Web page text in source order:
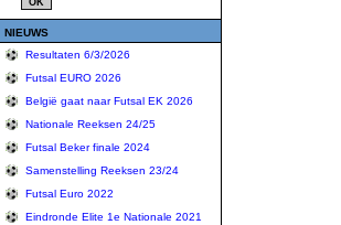
NIEUWS
Resultaten 6/3/2026
Futsal EURO 2026
België gaat naar Futsal EK 2026
Nationale Reeksen 24/25
Futsal Beker finale 2024
Samenstelling Reeksen 23/24
Futsal Euro 2022
Eindronde Elite 1e Nationale 2021